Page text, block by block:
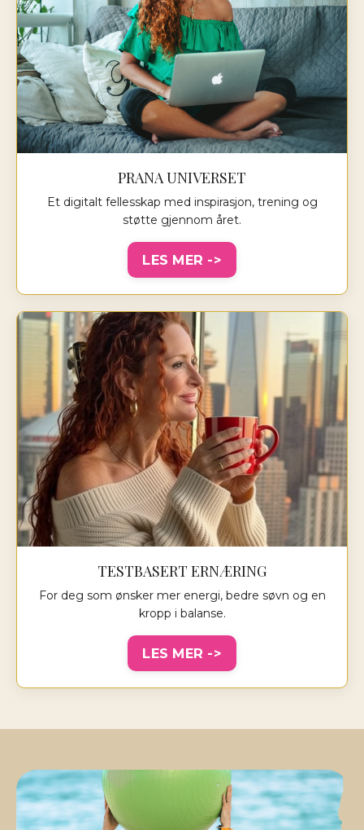
PRANA UNIVERSET
Et digitalt fellesskap med inspirasjon, trening og
støtte gjennom året.
LES MER ->
TESTBASERT ERNÆRING
For deg som ønsker mer energi, bedre søvn og en
kropp i balanse.
LES MER ->